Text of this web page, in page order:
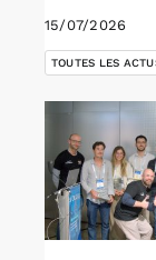
15/07/2026
TOUTES LES